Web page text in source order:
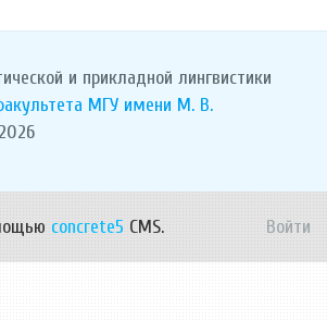
и прикладной лингвистики
МГУ имени М. В.
concrete5 CMS. Войти